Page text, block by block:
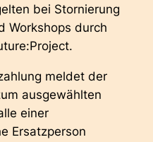
bei Stornierung
Workshops durch
meldet der
ausgewählten
einer
Ersatzperson